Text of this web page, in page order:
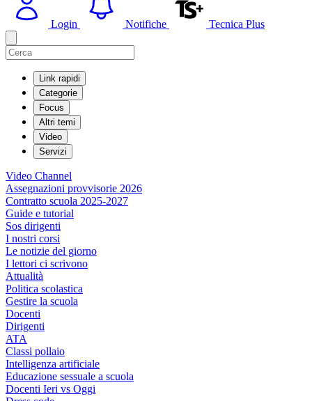
Login Notifiche Tecnica Plus
Link rapidi
Categorie
Focus
Altri temi
Video
Servizi
Video Channel
Assegnazioni provvisorie 2026
Contratto scuola 2025-2027
Guide e tutorial
Sos dirigenti
I nostri corsi
Le notizie del giorno
I lettori ci scrivono
Attualità
Politica scolastica
Gestire la scuola
Docenti
Dirigenti
ATA
Classi pollaio
Intelligenza artificiale
Educazione sessuale a scuola
Docenti Ieri vs Oggi